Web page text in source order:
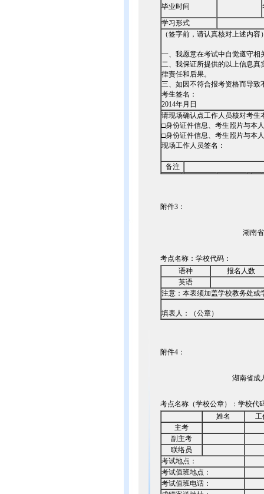
毕业时间
学习形式
（签字前，请认真核对上述内容
一、我愿意在考试中自觉遵守相
二、我保证所提供的以上信息真
律责任和后果。
三、如因不符合报考资格而导致
考生签名：
2014年月日
请现场确认点工作人员核对考生
□身份证件信息、考生照片与本
□身份证件信息、考生照片与本
现场工作人员签名：
备注
附件3：
湖南
考点名称：学校代码：
语种
报名人数
英语
注意：本表须加盖学校教务处或
填表人：（公章）
附件4：
湖南省成
考点名称（学校公章）：学校代
姓名
工
主考
副主考
联络员
考试地点：
考试值班地点：
考试值班电话：